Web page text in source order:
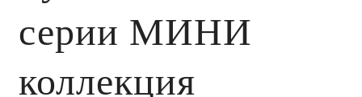
серии МИНИ
коллекция